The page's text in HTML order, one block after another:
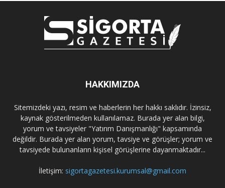
HAKKIMIZDA
Sitemizdeki yazı, resim ve haberlerin her hakkı saklıdır. İzinsiz,
kaynak gösterilmeden kullanılamaz. Burada yer alan bilgi,
yorum ve tavsiyeler "Yatırım Danışmanlığı" kapsamında
değildir. Burada yer alan yorum, tavsiye ve görüşler; yorum ve
tavsiyede bulunanların kişisel görüşlerine dayanmaktadır...
İletişim: sigortagazetesi.kurumsal@gmail.com